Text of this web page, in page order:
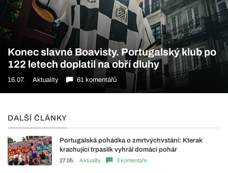
Konec slavné Boavisty. Portugalský klub po
122 letech doplatil na obří dluhy
16.07. Aktuality 61 komentářů
DALŠÍ ČLÁNKY
Portugalská pohádka o zmrtvýchvstání: Kterak
krachující trpaslík vyhrál domácí pohár
27.05. Aktuality 3 komentáře